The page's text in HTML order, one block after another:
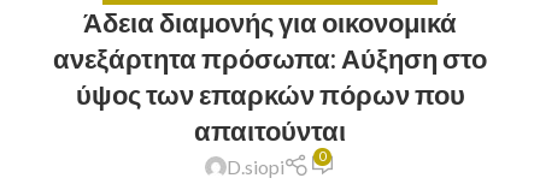
Άδεια διαμονής για οικονομικά
ανεξάρτητα πρόσωπα: Αύξηση στο
ύψος των επαρκών πόρων που
απαιτούνται
D.siopi 0